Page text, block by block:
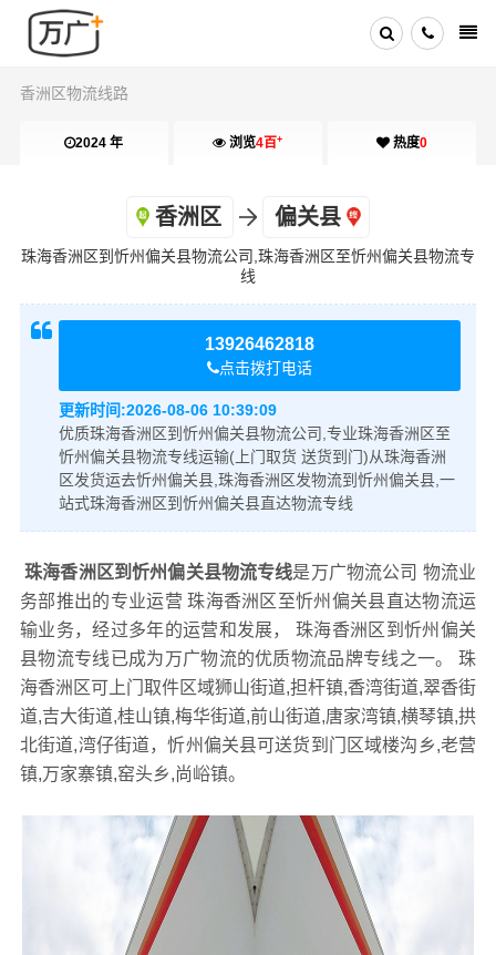
香洲区物流线路
2024 年 浏览4百+ 热度0
香洲区 偏关县
珠海香洲区到忻州偏关县物流公司,珠海香洲区至忻州偏关县物流专
线
13926462818
点击拨打电话
更新时间:2026-08-06 10:39:09
优质珠海香洲区到忻州偏关县物流公司,专业珠海香洲区至
忻州偏关县物流专线运输(上门取货 送货到门)从珠海香洲
区发货运去忻州偏关县,珠海香洲区发物流到忻州偏关县,一
站式珠海香洲区到忻州偏关县直达物流专线
珠海香洲区到忻州偏关县物流专线是万广物流公司 物流业
务部推出的专业运营 珠海香洲区至忻州偏关县直达物流运
输业务，经过多年的运营和发展， 珠海香洲区到忻州偏关
县物流专线已成为万广物流的优质物流品牌专线之一。 珠
海香洲区可上门取件区域狮山街道,担杆镇,香湾街道,翠香街
道,吉大街道,桂山镇,梅华街道,前山街道,唐家湾镇,横琴镇,拱
北街道,湾仔街道，忻州偏关县可送货到门区域楼沟乡,老营
镇,万家寨镇,窑头乡,尚峪镇。